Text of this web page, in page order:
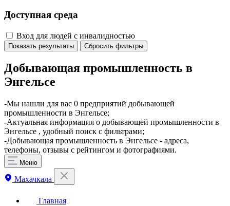
Доступная среда
Вход для людей с инвалидностью
Показать результаты Сбросить фильтры
Добывающая промышленность в
Энгельсе
-Мы нашли для вас 0 предприятий добывающей
промышленности в Энгельсе;
-Актуальная информация о добывающей промышленности в
Энгельсе , удобный поиск с фильтрами;
-Добывающая промышленность в Энгельсе - адреса,
телефоны, отзывы с рейтингом и фотографиями.
Меню
Махачкала
Главная